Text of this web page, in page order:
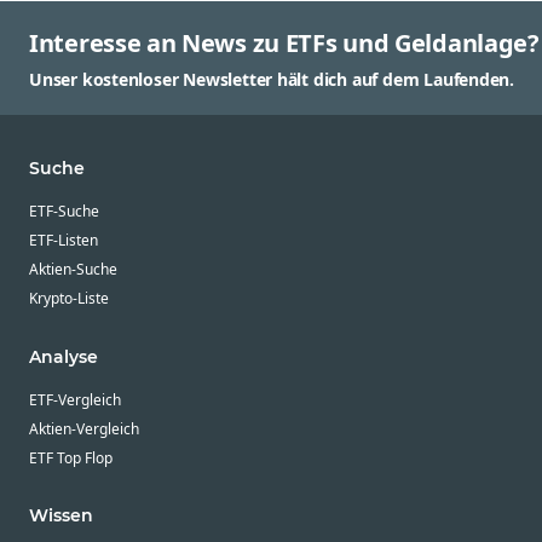
Windenergie
Interesse an News zu ETFs und Geldanlage?
Unser kostenloser Newsletter hält dich auf dem Laufenden.
Suche
ETF-Suche
ETF-Listen
Aktien-Suche
Krypto-Liste
Analyse
ETF-Vergleich
Aktien-Vergleich
ETF Top Flop
Wissen